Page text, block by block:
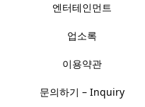
엔터테인먼트
업소록
이용약관
문의하기 – Inquiry